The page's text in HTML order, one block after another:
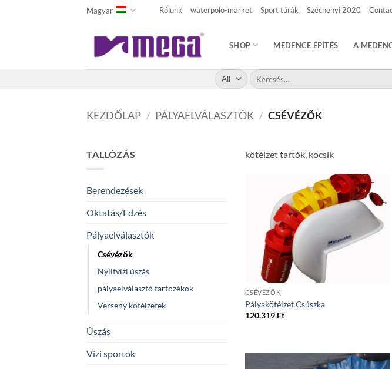
Magyar Rólunk waterpolo-market Sport túrák Széchenyi 2020
SHOP MEDENCE ÉPÍTÉS A
Keresés
a
KEZDŐLAP / PÁLYAELVÁLASZTÓK / CSÉVÉZŐK
TALLÓZÁS
Berendezések
Oktatás/Edzés
Pályaelválasztók
Csévézők
Nyíltvízi úszás
pályaelválasztó tartozékok
Verseny kötélzetek
Úszás
Vízi sportok
kötélzet tartók, kocsik
CSÉVÉZŐK
Pályakötélzet Csúszka
120.319 Ft